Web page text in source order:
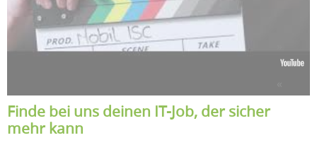
Finde bei uns deinen IT-Job, der sicher
mehr kann